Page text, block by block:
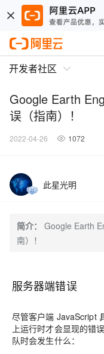
开发者社区
Google Earth
误（指南）！
2022-04-26 1072
此星光明
简介：
Google Earth
南）！
服务器端错误
尽管客户端 JavaScript
上运行时才会显现的错
队时会发生什么：